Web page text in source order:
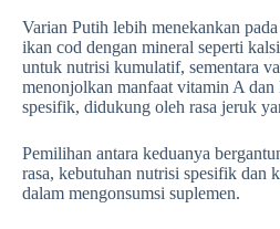
Varian Putih lebih menekankan
ikan cod dengan mineral seperti
untuk nutrisi kumulatif, sementara
menonjolkan manfaat vitamin A
spesifik, didukung oleh rasa jeruk
Pemilihan antara keduanya
rasa, kebutuhan nutrisi spesifik dan
dalam mengonsumsi suplemen.